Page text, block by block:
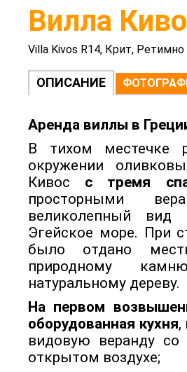
Вилла
Villa Kivos R14, Крит, Ретимно
ОПИСАНИЕ
Аренда виллы в
В тихом местечке
окружении
Кивос с тремя
просторными
великолепный
Эгейское море. При
было отдано
природному
натуральному дереву.
На первом
оборудованная кухня,
видовую веранду
открытом воздухе;